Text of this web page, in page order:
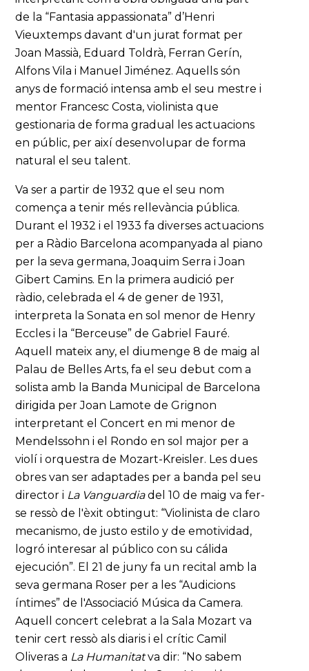
de la “Fantasia appassionata” d’Henri
Vieuxtemps davant d'un jurat format per
Joan Massià, Eduard Toldrà, Ferran Gerín,
Alfons Vila i Manuel Jiménez. Aquells són
anys de formació intensa amb el seu mestre i
mentor Francesc Costa, violinista que
gestionaria de forma gradual les actuacions
en públic, per així desenvolupar de forma
natural el seu talent.
Va ser a partir de 1932 que el seu nom
comença a tenir més rellevància pública.
Durant el 1932 i el 1933 fa diverses actuacions
per a Ràdio Barcelona acompanyada al piano
per la seva germana, Joaquim Serra i Joan
Gibert Camins. En la primera audició per
ràdio, celebrada el 4 de gener de 1931,
interpreta la Sonata en sol menor de Henry
Eccles i la “Berceuse” de Gabriel Fauré.
Aquell mateix any, el diumenge 8 de maig al
Palau de Belles Arts, fa el seu debut com a
solista amb la Banda Municipal de Barcelona
dirigida per Joan Lamote de Grignon
interpretant el Concert en mi menor de
Mendelssohn i el Rondo en sol major per a
violí i orquestra de Mozart-Kreisler. Les dues
obres van ser adaptades per a banda pel seu
director i La Vanguardiadel 10 de maig va fer-
se ressò de l'èxit obtingut: “Violinista de claro
mecanismo, de justo estilo y de emotividad,
logró interesar al público con su cálida
ejecución”. El 21 de juny fa un recital amb la
seva germana Roser per a les “Audicions
íntimes” de l'Associació Música da Camera.
Aquell concert celebrat a la Sala Mozart va
tenir cert ressò als diaris i el crític Camil
Oliveras a La Humanitatva dir: “No sabem